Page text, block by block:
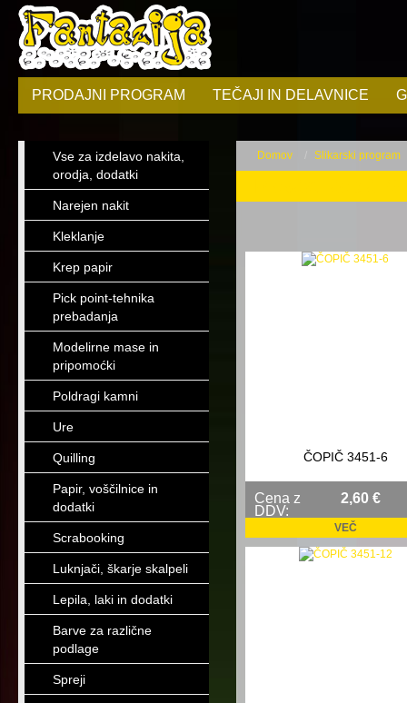
PRODAJNI PROGRAM TEČAJI IN DELAVNICE
Vse za izdelavo nakita,
orodja, dodatki
Narejen nakit
Kleklanje
Krep papir
Pick point-tehnika
prebadanja
Modelirne mase in
pripomoćki
Poldragi kamni
Ure
Quilling
Papir, voščilnice in
dodatki
Scrabooking
Luknjači, škarje skalpeli
Lepila, laki in dodatki
Barve za različne
podlage
Spreji
Domov Slikarski program
ČOPIČ 3451-6
Cena z
DDV:
2,60 €
VEČ